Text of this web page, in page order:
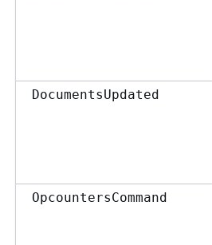
DocumentsUpdated
OpcountersCommand